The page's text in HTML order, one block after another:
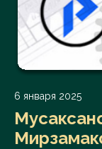
6 января 2025